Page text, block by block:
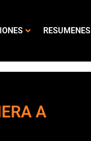
RESUMENES
A